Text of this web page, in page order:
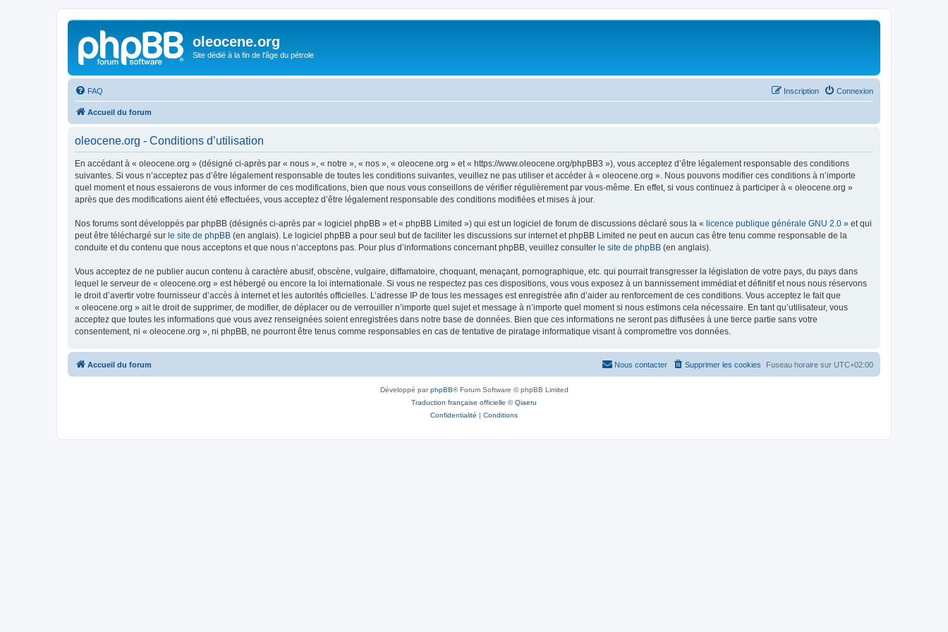
oleocene.org
Site dédié à la fin de l'âge du pétrole
FAQ Connexion
Inscription
Accueil du forum
oleocene.org - Conditions d’utilisation
En accédant à « oleocene.org » (désigné ci-après par « nous », « notre », « nos », « oleocene.org » et « https://www.oleocene.org/phpBB3 »), vous acceptez d’être légalement responsable des conditions
suivantes. Si vous n’acceptez pas d’être légalement responsable de toutes les conditions suivantes, veuillez ne pas utiliser et accéder à « oleocene.org ». Nous pouvons modifier ces conditions à n’importe
quel moment et nous essaierons de vous informer de ces modifications, bien que nous vous conseillons de vérifier régulièrement par vous-même. En effet, si vous continuez à participer à « oleocene.org »
après que des modifications aient été effectuées, vous acceptez d’être légalement responsable des conditions modifiées et mises à jour.
Nos forums sont développés par phpBB (désignés ci-après par « logiciel phpBB » et « phpBB Limited ») qui est un logiciel de forum de discussions déclaré sous la « licence publique générale GNU 2.0 » et qui
peut être téléchargé sur le site de phpBB (en anglais). Le logiciel phpBB a pour seul but de faciliter les discussions sur internet et phpBB Limited ne peut en aucun cas être tenu comme responsable de la
conduite et du contenu que nous acceptons et que nous n’acceptons pas. Pour plus d’informations concernant phpBB, veuillez consulter le site de phpBB (en anglais).
Vous acceptez de ne publier aucun contenu à caractère abusif, obscène, vulgaire, diffamatoire, choquant, menaçant, pornographique, etc. qui pourrait transgresser la législation de votre pays, du pays dans
lequel le serveur de « oleocene.org » est hébergé ou encore la loi internationale. Si vous ne respectez pas ces dispositions, vous vous exposez à un bannissement immédiat et définitif et nous nous réservons
le droit d’avertir votre fournisseur d’accès à internet et les autorités officielles. L’adresse IP de tous les messages est enregistrée afin d’aider au renforcement de ces conditions. Vous acceptez le fait que
« oleocene.org » ait le droit de supprimer, de modifier, de déplacer ou de verrouiller n’importe quel sujet et message à n’importe quel moment si nous estimons cela nécessaire. En tant qu’utilisateur, vous
acceptez que toutes les informations que vous avez renseignées soient enregistrées dans notre base de données. Bien que ces informations ne seront pas diffusées à une tierce partie sans votre
consentement, ni « oleocene.org », ni phpBB, ne pourront être tenus comme responsables en cas de tentative de piratage informatique visant à compromettre vos données.
Accueil du forum Fuseau horaire sur UTC+02:00
Supprimer les cookies
Nous contacter
Développé parphpBB® Forum Software © phpBB Limited
Traduction française officielle ©Qiaeru
Confidentialité | Conditions